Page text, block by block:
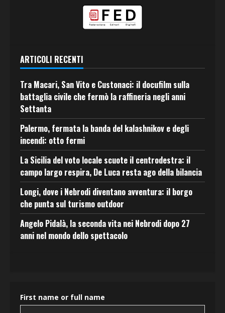
ARTICOLI RECENTI
Tra Macari, San Vito e Custonaci: il docufilm sulla
battaglia civile che fermò la raffineria negli anni
Settanta
Palermo, fermata la banda del kalashnikov e degli
incendi: otto fermi
La Sicilia del voto locale scuote il centrodestra: il
campo largo respira, De Luca resta ago della bilancia
Longi, dove i Nebrodi diventano avventura: il borgo
che punta sul turismo outdoor
Angelo Pidalà, la seconda vita nei Nebrodi dopo 27
anni nel mondo dello spettacolo
First name or full name